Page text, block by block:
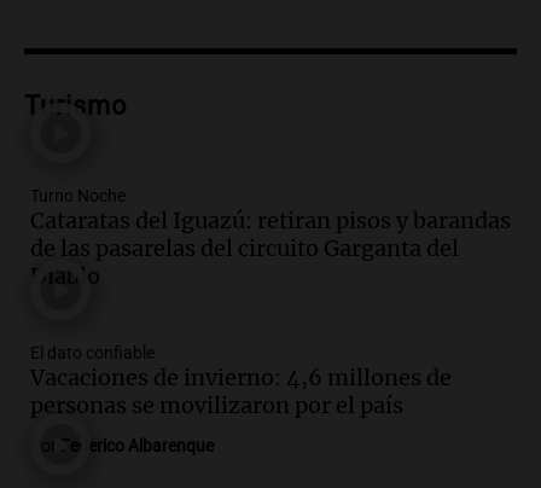
del oficialismo en el Congreso: El
Episodios
Audio.Murió Jorge Messi
Audio.Mateo, a los 25 años, lucha
contra el tiempo: necesita un trasplante
para poder seguir viviend
Una mañana para todos
Turismo
Turno Noche
Cataratas del Iguazú: retiran pisos y barandas
de las pasarelas del circuito Garganta del
Diablo
El dato confiable
Vacaciones de invierno: 4,6 millones de
personas se movilizaron por el país
Federico Albarenque